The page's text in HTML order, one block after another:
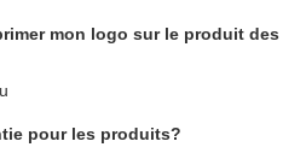
mon logo sur le produit des
pour les produits?